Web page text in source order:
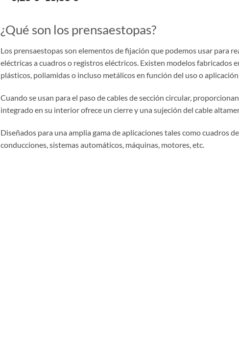
de
hasta
18,88 €
¿Qué son los prensaestopas?
Los prensaestopas son elementos de fijación que podemos usar para
eléctricas a cuadros o registros eléctricos. Existen modelos fabricados
plásticos, poliamidas o incluso metálicos en función del uso o
Cuando se usan para el paso de cables de sección circular,
integrado en su interior ofrece un cierre y una sujeción del cable
Diseñados para una amplia gama de aplicaciones tales como cuadros
conducciones, sistemas automáticos, máquinas, motores, etc.